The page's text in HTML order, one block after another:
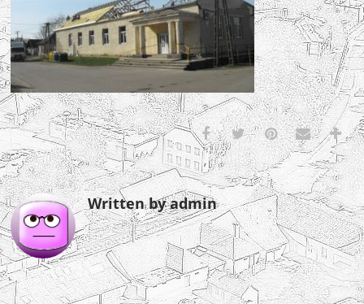
Written by admin